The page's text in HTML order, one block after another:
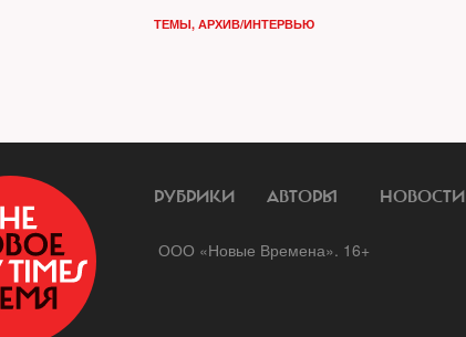
престижных французских литературных
ТЕМЫ, АРХИВ/ИНТЕРВЬЮ
РУБРИКИ АВТОРЫ НОВОСТИ
ООО «Новые Времена». 16+